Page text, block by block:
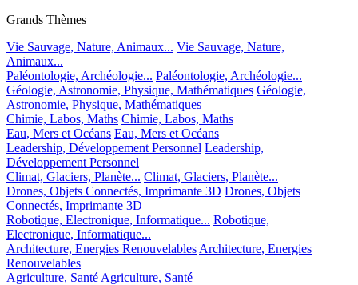
Grands Thèmes
Vie Sauvage, Nature, Animaux... Vie Sauvage, Nature,
Animaux...
Paléontologie, Archéologie... Paléontologie, Archéologie...
Géologie, Astronomie, Physique, Mathématiques Géologie,
Astronomie, Physique, Mathématiques
Chimie, Labos, Maths Chimie, Labos, Maths
Eau, Mers et Océans Eau, Mers et Océans
Leadership, Développement Personnel Leadership,
Développement Personnel
Climat, Glaciers, Planète... Climat, Glaciers, Planète...
Drones, Objets Connectés, Imprimante 3D Drones, Objets
Connectés, Imprimante 3D
Robotique, Electronique, Informatique... Robotique,
Electronique, Informatique...
Architecture, Energies Renouvelables Architecture, Energies
Renouvelables
Agriculture, Santé Agriculture, Santé